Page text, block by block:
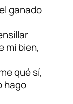
ganado
mi bien,
qué sí,
hago